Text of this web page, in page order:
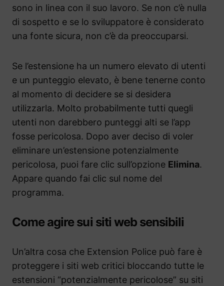
sono in linea con il suo lavoro. Se non c’è nulla
di sospetto e se lo sviluppatore è considerato
una fonte sicura, non c’è da preoccuparsi.
Se l’estensione ha un numero elevato di utenti
e un punteggio elevato, è bene tenerne conto
al momento di decidere se si desidera
utilizzarla. Molto probabilmente tutti quegli
utenti non darebbero punteggi alti se l’app
fosse pericolosa. Dopo aver deciso di voler
eliminare un’estensione potenzialmente
pericolosa, puoi fare clic sull’opzione Elimina.
Appare quando fai clic sul nome del
programma.
Come agire sui siti web sensibili
Un’altra cosa che Extension Police può fare è
proteggere i siti web critici bloccando tutte le
estensioni “potenzialmente pericolose” su siti